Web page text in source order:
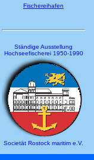
Fischereihafen
Ständige Ausstellung
Hochseefischerei 1950-1990
Societät Rostock maritim e.V.